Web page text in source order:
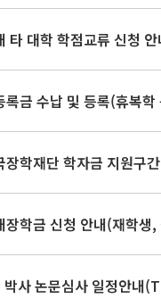
타 대학 학점교류 신청 안
금 수납 및 등록(휴복학
학재단 학자금 지원구
학금 신청 안내(재학생,
박사 논문심사 일정안